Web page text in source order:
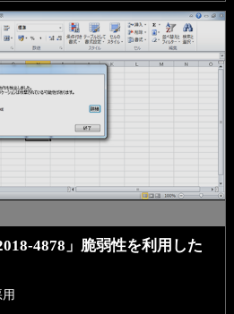
4878」脆弱性を利用した